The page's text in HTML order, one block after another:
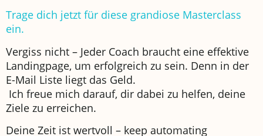
Trage dich jetzt für diese grandiose Masterclass
ein.
Vergiss nicht – Jeder Coach braucht eine effektive
Landingpage, um erfolgreich zu sein. Denn in der
E-Mail Liste liegt das Geld.
Ich freue mich darauf, dir dabei zu helfen, deine
Ziele zu erreichen.
Deine Zeit ist wertvoll – keep automating